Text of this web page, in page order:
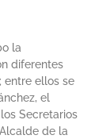
la
diferentes
entre ellos se
el
Secretarios
de la